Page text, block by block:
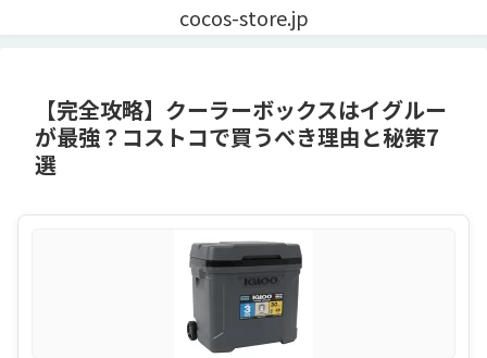
cocos-store.jp
【完全攻略】クーラーボックスはイグルー
が最強？コストコで買うべき理由と秘策7
選